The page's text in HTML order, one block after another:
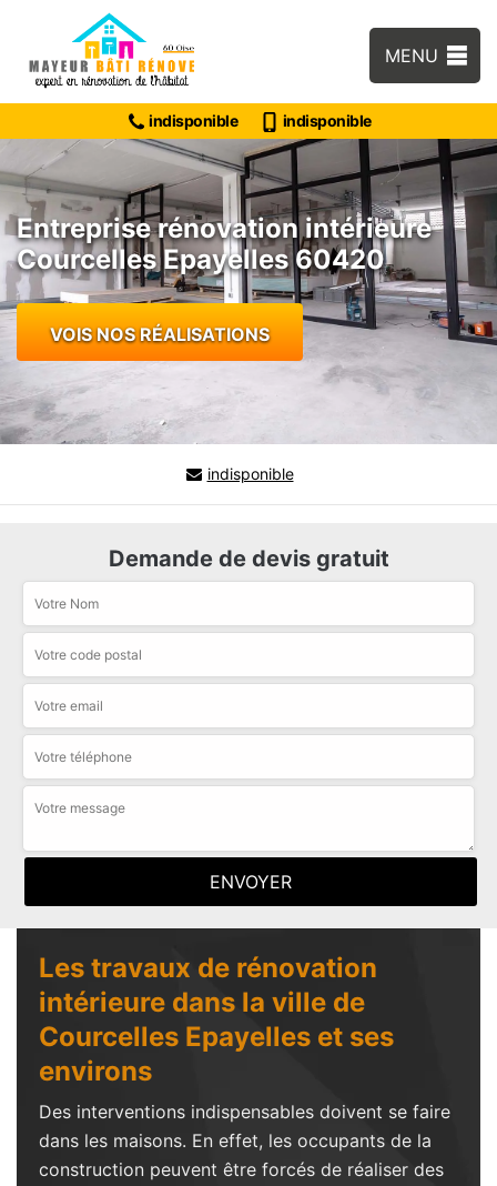
MENU
indisponible indisponible
Entreprise rénovation intérieure
Courcelles Epayelles 60420
VOIS NOS RÉALISATIONS
indisponible
Demande de devis gratuit
Les travaux de rénovation
intérieure dans la ville de
Courcelles Epayelles et ses
environs
Des interventions indispensables doivent se faire
dans les maisons. En effet, les occupants de la
construction peuvent être forcés de réaliser des